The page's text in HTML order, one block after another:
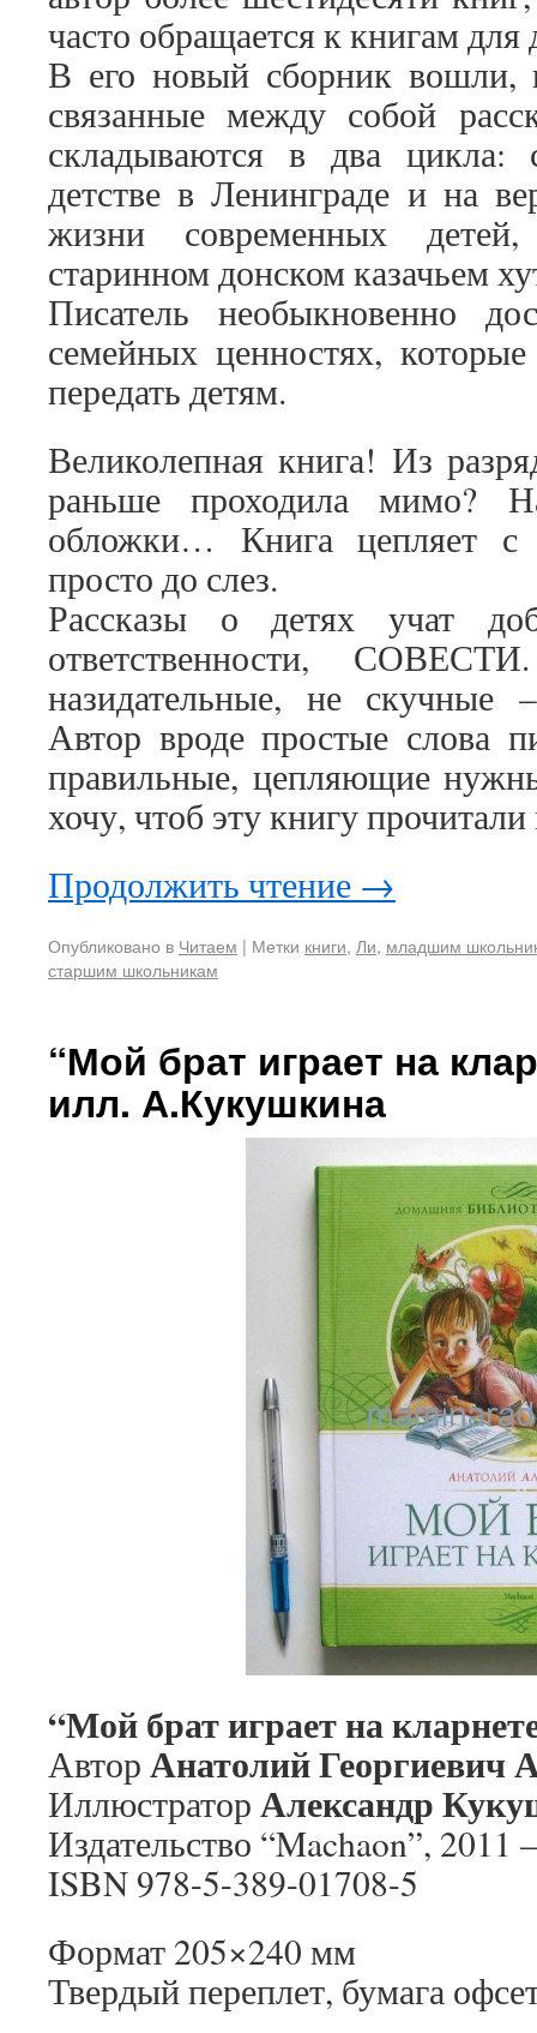
часто обращается к книгам для
В его новый сборник вошли,
связанные между собой
складываются в два цикла:
детстве в Ленинграде и на
жизни современных
старинном донском казачьем
Писатель необыкновенно
семейных ценностях,
передать детям.
Великолепная книга! Из
раньше проходила мимо?
обложки… Книга цепляет с
просто до слез.
Рассказы о детях учат
ответственности,
назидательные, не
Автор вроде простые слова
правильные, цепляющие
хочу, чтоб эту книгу
Продолжить чтение →
Опубликовано в Читаем | Метки книги, Ли, младшим
старшим школьникам
“Мой брат играет на
илл. А.Кукушкина
“Мой брат играет на
Автор Анатолий Георгиевич
Иллюстратор Александр
Издательство “Machaon”, 2011
ISBN 978-5-389-01708-5
Формат 205×240 мм
Твердый переплет, бумага